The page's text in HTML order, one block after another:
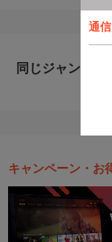
通
同じジャンルの
キャンペーン・お